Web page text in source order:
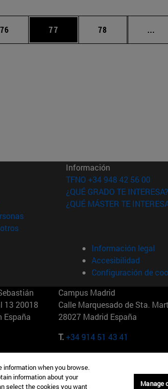
Use TAB para desplazarse.
Página
76 Página
77 Página
78 ...
en nueva ventana)
nueva ventana)
(abre en nueva ventana)
(abre en nueva ventana)
(abre en nueva ventana)
Información
TFNO +34 948 42 56 00
¿QUÉ GRADO TE INTERESA?
¿QUÉ MÁSTER TE
Información legal
Accesibilidad
Configuración de
13 20018
España
Campus Madrid
Calle Marquesado de Sta.
28027 Madrid España
T.+34 914 51 43 41
Nueva York Maria-Theresia-Straße 15 81675
Múnich Alemania
when you browse.
information about your
select the cookies you want
Manage